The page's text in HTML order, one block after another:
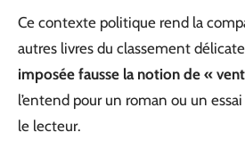
Ce contexte politique rend la
autres livres du classement
imposée fausse la notion de «
l’entend pour un roman ou un
le lecteur.